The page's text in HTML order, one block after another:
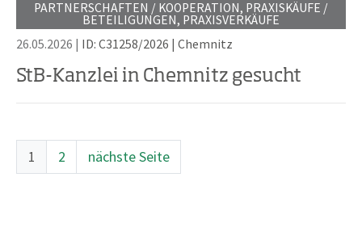
PARTNERSCHAFTEN / KOOPERATION, PRAXISKÄUFE /
BETEILIGUNGEN, PRAXISVERKÄUFE
26.05.2026 | ID: C31258/2026 | Chemnitz
StB-Kanzlei in Chemnitz gesucht
1 2 nächste Seite